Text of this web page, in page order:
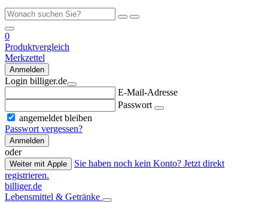
0
Produktvergleich
Merkzettel
Anmelden
Login billiger.de
E-Mail-Adresse
Passwort
angemeldet bleiben
Passwort vergessen?
Anmelden
oder
Weiter mit Apple
Sie haben noch kein Konto? Jetzt direkt
registrieren.
billiger.de
Lebensmittel & Getränke